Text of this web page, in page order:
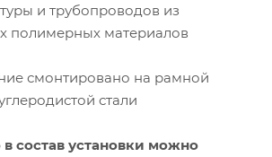
и трубопроводов из
полимерных материалов
смонтировано на рамной
стали
состав установки можно